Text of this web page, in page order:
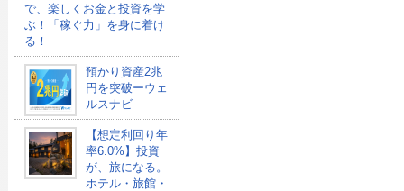
で、楽しくお金と投資を学
ぶ！「稼ぐ力」を身に着け
る！
預かり資産2兆
円を突破ーウェ
ルスナビ
【想定利回り年
率6.0%】投資
が、旅になる。
ホテル・旅館・